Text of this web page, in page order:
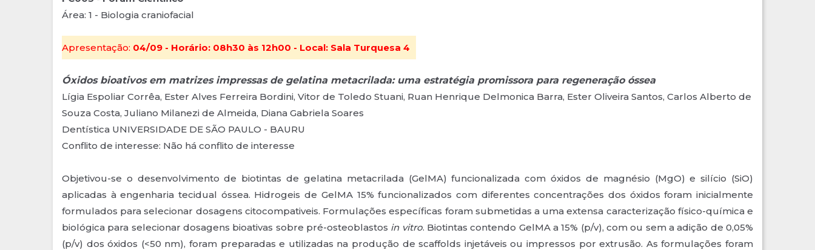
Área: 1 - Biologia craniofacial
Apresentação: 04/09 - Horário: 08h30 às 12h00 - Local: Sala Turquesa 4
Óxidos bioativos em matrizes impressas de gelatina metacrilada: uma estratégia promissora para regeneração óssea
Lígia Espoliar Corrêa, Ester Alves Ferreira Bordini, Vitor de Toledo Stuani, Ruan Henrique Delmonica Barra, Ester Oliveira Santos, Carlos Alberto de
Souza Costa, Juliano Milanezi de Almeida, Diana Gabriela Soares
Dentística UNIVERSIDADE DE SÃO PAULO - BAURU
Conflito de interesse: Não há conflito de interesse
Objetivou-se o desenvolvimento de biotintas de gelatina metacrilada (GelMA) funcionalizada com óxidos de magnésio (MgO) e silício (SiO)
aplicadas à engenharia tecidual óssea. Hidrogeis de GelMA 15% funcionalizados com diferentes concentrações dos óxidos foram inicialmente
formulados para selecionar dosagens citocompativeis. Formulações específicas foram submetidas a uma extensa caracterização físico-química e
biológica para selecionar dosagens bioativas sobre pré-osteoblastos in vitro. Biotintas contendo GelMA a 15% (p/v), com ou sem a adição de 0,05%
(p/v) dos óxidos (<50 nm), foram preparadas e utilizadas na produção de scaffolds injetáveis ou impressos por extrusão. As formulações foram